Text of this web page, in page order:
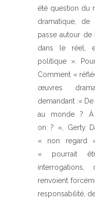
été question du
dramatique,
passe autour de
dans le réel,
politique ».
Comment «
œuvres
demandant :«
au monde ? À
on ? », Gerty
« non regard
« pourrait
renvoient
responsabilité,